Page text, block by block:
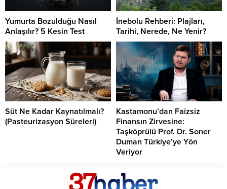
Yumurta Bozulduğu Nasıl
Anlaşılır? 5 Kesin Test
İnebolu Rehberi: Plajları,
Tarihi, Nerede, Ne Yenir?
Süt Ne Kadar Kaynatılmalı?
(Pasteurizasyon Süreleri)
Kastamonu’dan Faizsiz
Finansın Zirvesine:
Taşköprülü Prof. Dr. Soner
Duman Türkiye’ye Yön
Veriyor